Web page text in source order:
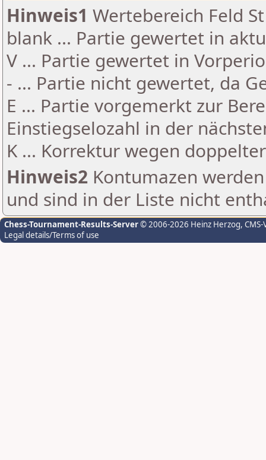
Hinweis1 Wertebereich Feld
blank ... Partie gewertet in
V ... Partie gewertet in
- ... Partie nicht gewertet, da
E ... Partie vorgemerkt zur
Einstiegselozahl in der
K ... Korrektur wegen
Hinweis2 Kontumazen
und sind in der Liste nicht
Chess-Tournament-Results-Server© 2006-2026 Heinz Herzog,
Legal details/Terms of use